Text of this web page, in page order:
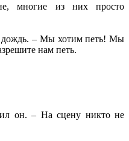
многие из них просто
дождь. – Мы хотим петь! Мы
нам петь.
он. – На сцену никто не